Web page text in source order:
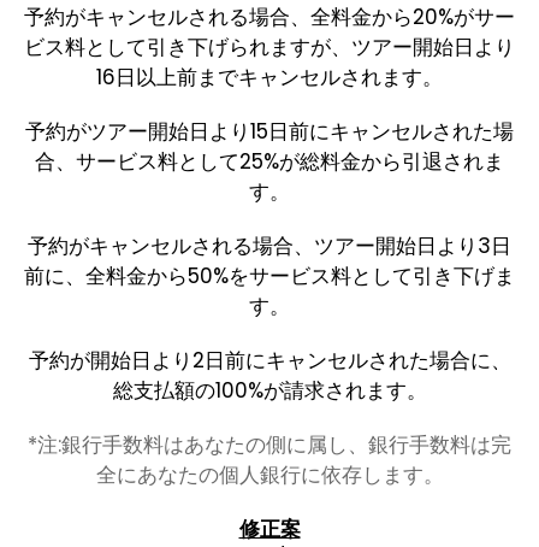
予約がキャンセルされる場合、全料金から20%がサー
ビス料として引き下げられますが、ツアー開始日より
16日以上前までキャンセルされます。
予約がツアー開始日より15日前にキャンセルされた場
合、サービス料として25%が総料金から引退されま
す。
予約がキャンセルされる場合、ツアー開始日より3日
前に、全料金から50%をサービス料として引き下げま
す。
予約が開始日より2日前にキャンセルされた場合に、
総支払額の100%が請求されます。
*注:銀行手数料はあなたの側に属し、銀行手数料は完
全にあなたの個人銀行に依存します。
修正案